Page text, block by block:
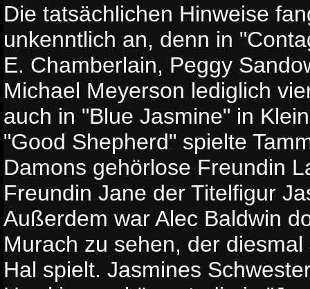
Die tatsächlichen Hinweise
unkenntlich an, denn in
E. Chamberlain, Peggy
Michael Meyerson lediglich
auch in "Blue Jasmine" in
"Good Shepherd" spielte
Damons gehörlose Freundin
Freundin Jane der Titelfigur
Außerdem war Alec Baldwin
Murach zu sehen, der
Hal spielt. Jasmines